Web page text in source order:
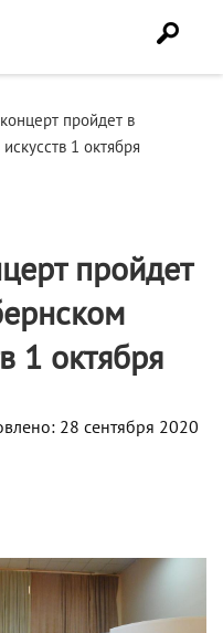
пройдет в
1 октября
пройдет
1 октября
28 сентября 2020